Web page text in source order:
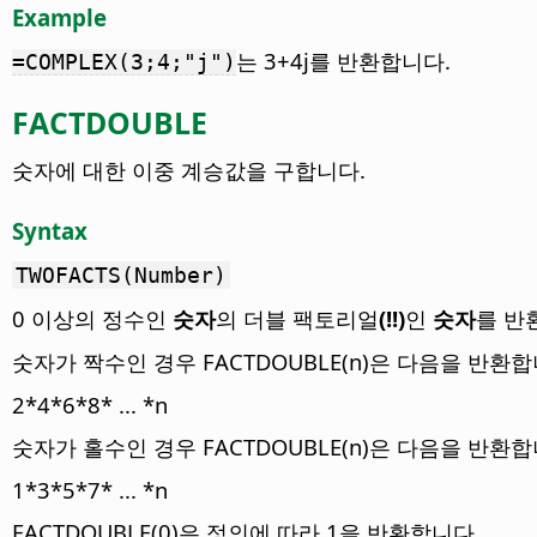
Example
=COMPLEX(3;4;"j") 는 3+4j를 반환합니다.
FACTDOUBLE
숫자에 대한 이중 계승값을 구합니다.
Syntax
TWOFACTS(Number)
0 이상의 정수인 숫자의 더블 팩토리얼(!!)인 숫자를 반
숫자가 짝수인 경우 FACTDOUBLE(n)은 다음을 반환
2*4*6*8* ... *n
숫자가 홀수인 경우 FACTDOUBLE(n)은 다음을 반환
1*3*5*7* ... *n